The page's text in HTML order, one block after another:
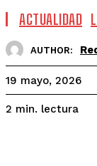
ACTUALIDAD
AUTHOR:
19 mayo, 2026
2 min. lectura